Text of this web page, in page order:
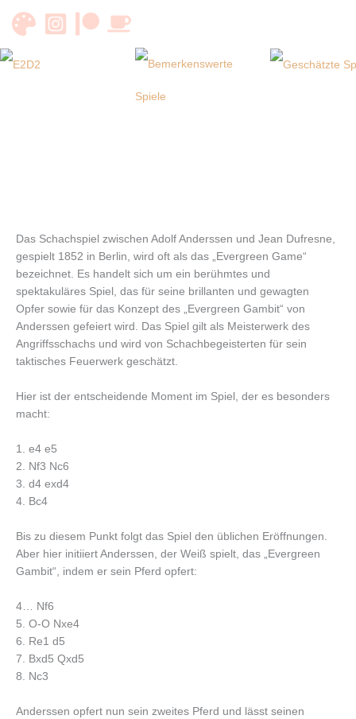
Inhalt
Das Schachspiel zwischen Adolf Anderssen und Jean Dufresne,
gespielt 1852 in Berlin, wird oft als das „Evergreen Game“
bezeichnet. Es handelt sich um ein berühmtes und
spektakuläres Spiel, das für seine brillanten und gewagten
Opfer sowie für das Konzept des „Evergreen Gambit“ von
Anderssen gefeiert wird. Das Spiel gilt als Meisterwerk des
Angriffsschachs und wird von Schachbegeisterten für sein
taktisches Feuerwerk geschätzt.
Hier ist der entscheidende Moment im Spiel, der es besonders
macht:
1. e4 e5
2. Nf3 Nc6
3. d4 exd4
4. Bc4
Bis zu diesem Punkt folgt das Spiel den üblichen Eröffnungen.
Aber hier initiiert Anderssen, der Weiß spielt, das „Evergreen
Gambit“, indem er sein Pferd opfert:
4… Nf6
5. O-O Nxe4
6. Re1 d5
7. Bxd5 Qxd5
8. Nc3
Anderssen opfert nun sein zweites Pferd und lässt seinen